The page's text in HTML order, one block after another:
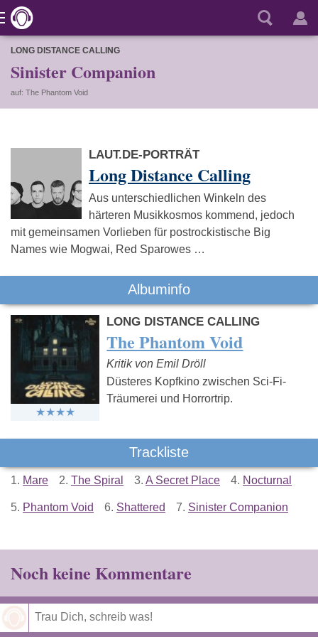
LONG DISTANCE CALLING
Sinister Companion
auf: The Phantom Void
LAUT.DE-PORTRÄT
Long Distance Calling
Aus unterschiedlichen Winkeln des
härteren Musikkosmos kommend, jedoch
mit gemeinsamen Vorlieben für postrockistische Big
Names wie Mogwai, Red Sparowes …
Albuminfo
LONG DISTANCE CALLING
The Phantom Void
Kritik von Emil Dröll
Düsteres Kopfkino zwischen Sci-Fi-
Träumerei und Horrortrip.
Trackliste
1. Mare 2. The Spiral 3. A Secret Place 4. Nocturnal
5. Phantom Void 6. Shattered 7. Sinister Companion
Noch keine Kommentare